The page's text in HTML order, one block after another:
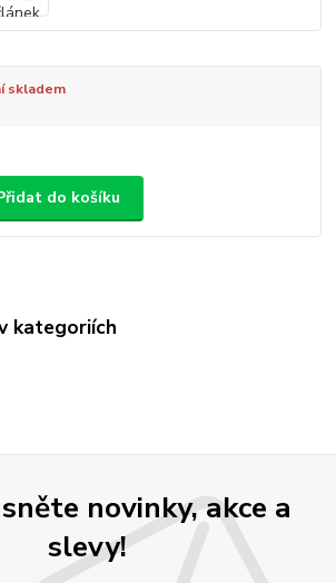
skladem
do košíku
kategoriích
novinky, akce a
slevy!